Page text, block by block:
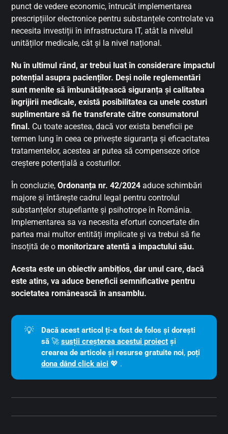
punct de vedere economic, întrucât implementarea
prescripțiilor electronice pentru substanțele controlate va
necesita investiții în infrastructura IT, atât la nivelul
unităților medicale, cât și la nivel național.
Nu în ultimul rând, ar trebui luat în considerare impactul
potențial asupra pacienților. Deși noile reglementări
sunt menite să îmbunătățească siguranța și calitatea
îngrijirii medicale, există posibilitatea ca unele costuri
suplimentare să fie transferate către consumatorul
final. Cu toate acestea, dacă vor exista beneficii pe
termen lung în ceea ce privește siguranța și eficacitatea
tratamentelor, acestea ar putea să compenseze orice
creștere potențială a costurilor.
În concluzie,Ordonanța nr. 42/2024 aduce schimbări
majore și întărește cadrul legal pentru controlul
substanțelor stupefiante și psihotrope în România.
Implementarea sa va necesita eforturi concertate din
partea mai multor entități implicate și va trebui să fie
însoțită de omonitorizare atentă a impactului său.
Acesta este un obiectiv ambițios, dar unul care, dacă
este atins, va aduce beneficii semnificative pentru
societatea românească în ansamblu.
💡
Dacă acest articol ți-a fost de folos și dorești
să 🚀susții creșterea acestui proiect și
crearea de articole și resurse gratuite noi, poți
dona dând click aici 💖 .